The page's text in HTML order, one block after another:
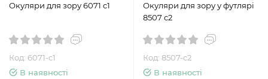
Окуляри для зору 6071 c1
Код: 6071-c1
В наявності
Окуляри для зору у футлярі
8507 c2
Код: 8507-с2
В наявності